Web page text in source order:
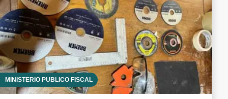
MINISTERIO PÚBLICO FISCAL